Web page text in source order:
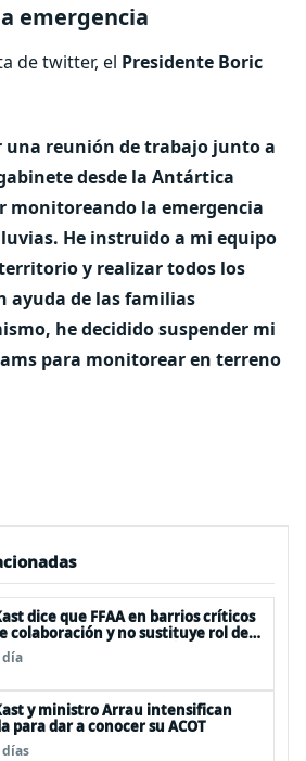
emergencia
de twitter, el Presidente Boric
una reunión de trabajo junto a
desde la Antártica
monitoreando la emergencia
He instruido a mi equipo
y realizar todos los
ayuda de las familias
he decidido suspender mi
para monitorear en terreno
dice que FFAA en barrios críticos
colaboración y no sustituye rol de
en control del orden público
día
y ministro Arrau intensifican
para dar a conocer su ACOT
días